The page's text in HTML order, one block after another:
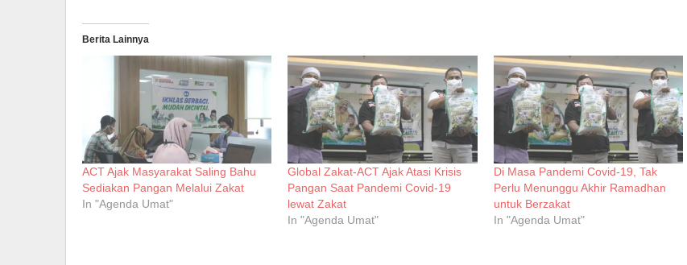
Berita Lainnya
ACT Ajak Masyarakat Saling Bahu
Sediakan Pangan Melalui Zakat
In "Agenda Umat"
Global Zakat-ACT Ajak Atasi Krisis
Pangan Saat Pandemi Covid-19
lewat Zakat
In "Agenda Umat"
Di Masa Pandemi Covid-19, Tak
Perlu Menunggu Akhir Ramadhan
untuk Berzakat
In "Agenda Umat"